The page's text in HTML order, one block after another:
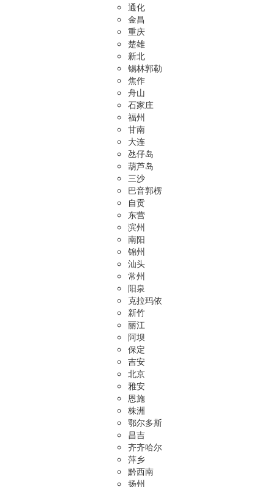
通化
金昌
重庆
楚雄
新北
锡林郭勒
焦作
舟山
石家庄
福州
甘南
大连
氹仔岛
葫芦岛
三沙
巴音郭楞
自贡
东营
滨州
南阳
锦州
汕头
常州
阳泉
克拉玛依
新竹
丽江
阿坝
保定
吉安
北京
雅安
恩施
株洲
鄂尔多斯
昌吉
齐齐哈尔
萍乡
黔西南
扬州